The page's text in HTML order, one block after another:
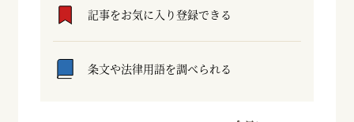
記事をお気に入り登録できる
条文や法律用語を調べられる